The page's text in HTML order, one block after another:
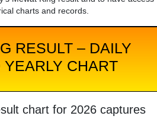
charts and records.
RESULT – DAILY
YEARLY CHART
chart for 2026 captures